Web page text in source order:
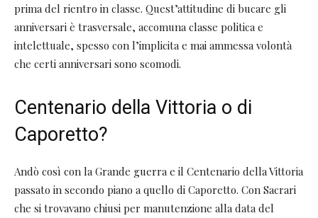
prima del rientro in classe. Quest’attitudine di bucare gli
anniversari è trasversale, accomuna classe politica e
intelettuale, spesso con l’implicita e mai ammessa volontà
che certi anniversari sono scomodi.
Centenario della Vittoria o di
Caporetto?
Andò così con la Grande guerra e il Centenario della Vittoria
passato in secondo piano a quello di Caporetto. Con Sacrari
che si trovavano chiusi per manutenzione alla data del